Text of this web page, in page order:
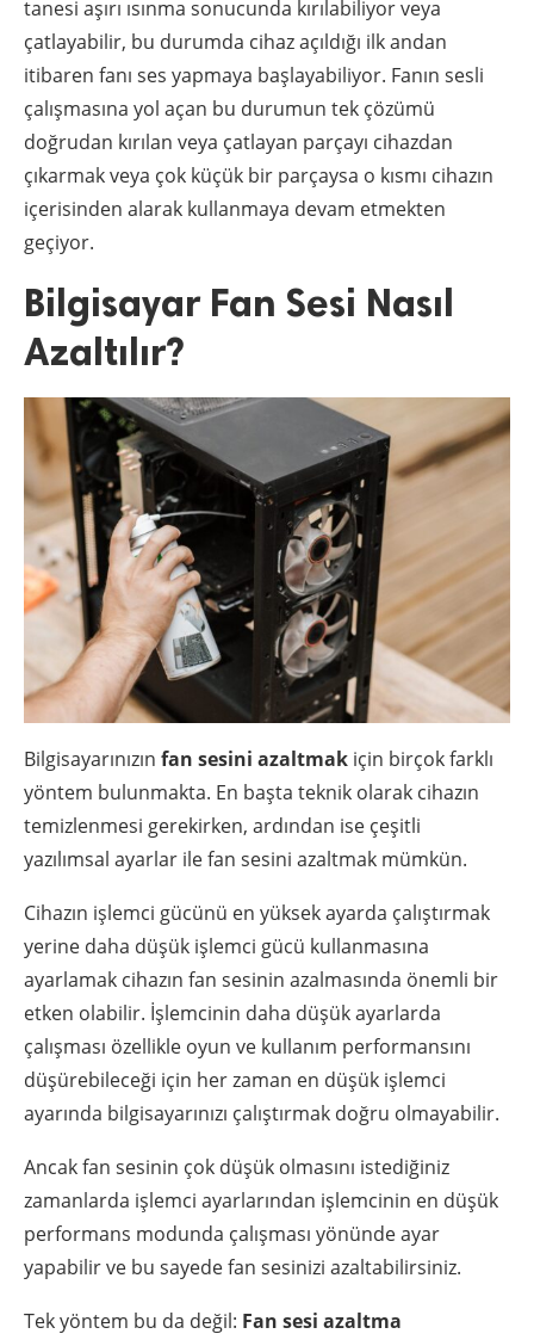
tanesi aşırı ısınma sonucunda kırılabiliyor veya
çatlayabilir, bu durumda cihaz açıldığı ilk andan
itibaren fanı ses yapmaya başlayabiliyor. Fanın sesli
çalışmasına yol açan bu durumun tek çözümü
doğrudan kırılan veya çatlayan parçayı cihazdan
çıkarmak veya çok küçük bir parçaysa o kısmı cihazın
içerisinden alarak kullanmaya devam etmekten
geçiyor.
Bilgisayar Fan Sesi Nasıl
Azaltılır?
Bilgisayarınızın fan sesini azaltmak için birçok farklı
yöntem bulunmakta. En başta teknik olarak cihazın
temizlenmesi gerekirken, ardından ise çeşitli
yazılımsal ayarlar ile fan sesini azaltmak mümkün.
Cihazın işlemci gücünü en yüksek ayarda çalıştırmak
yerine daha düşük işlemci gücü kullanmasına
ayarlamak cihazın fan sesinin azalmasında önemli bir
etken olabilir. İşlemcinin daha düşük ayarlarda
çalışması özellikle oyun ve kullanım performansını
düşürebileceği için her zaman en düşük işlemci
ayarında bilgisayarınızı çalıştırmak doğru olmayabilir.
Ancak fan sesinin çok düşük olmasını istediğiniz
zamanlarda işlemci ayarlarından işlemcinin en düşük
performans modunda çalışması yönünde ayar
yapabilir ve bu sayede fan sesinizi azaltabilirsiniz.
Tek yöntem bu da değil: Fan sesi azaltma